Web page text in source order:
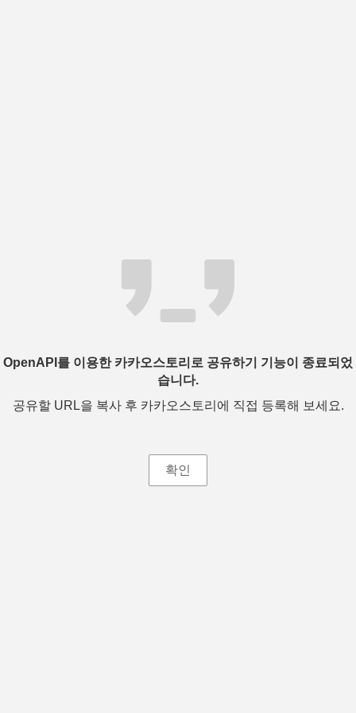
OpenAPI를 이용한 카카오스토리로 공유하기 기능이 종료되었
습니다.
공유할 URL을 복사 후 카카오스토리에 직접 등록해 보세요.
확인